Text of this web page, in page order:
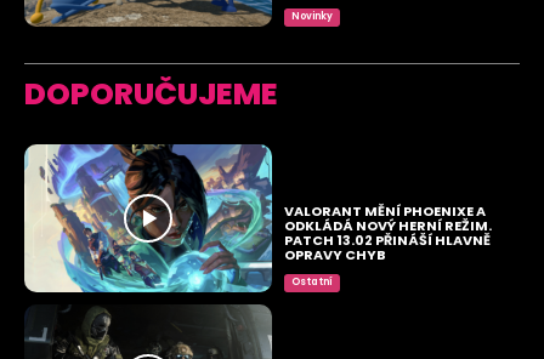
Novinky
DOPORUČUJEME
VALORANT MĚNÍ PHOENIXE A
ODKLÁDÁ NOVÝ HERNÍ REŽIM.
PATCH 13.02 PŘINÁŠÍ HLAVNĚ
OPRAVY CHYB
Ostatní